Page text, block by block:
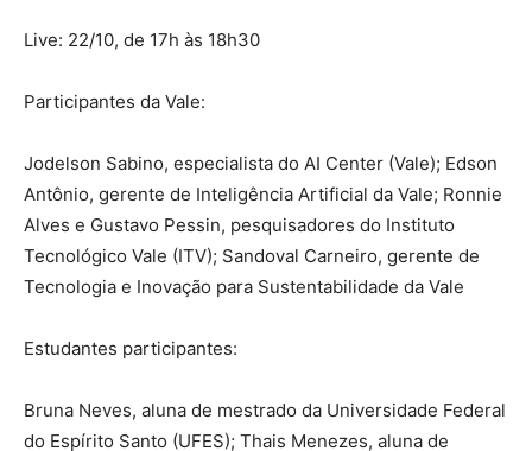
Live: 22/10, de 17h às 18h30
Participantes da Vale:
Jodelson Sabino, especialista do AI Center (Vale); Edson
Antônio, gerente de Inteligência Artificial da Vale; Ronnie
Alves e Gustavo Pessin, pesquisadores do Instituto
Tecnológico Vale (ITV); Sandoval Carneiro, gerente de
Tecnologia e Inovação para Sustentabilidade da Vale
Estudantes participantes:
Bruna Neves, aluna de mestrado da Universidade Federal
do Espírito Santo (UFES); Thais Menezes, aluna de